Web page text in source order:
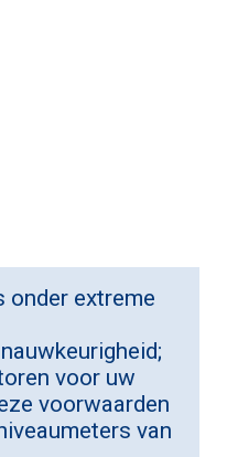
onder extreme
voor uw
voorwaarden
van